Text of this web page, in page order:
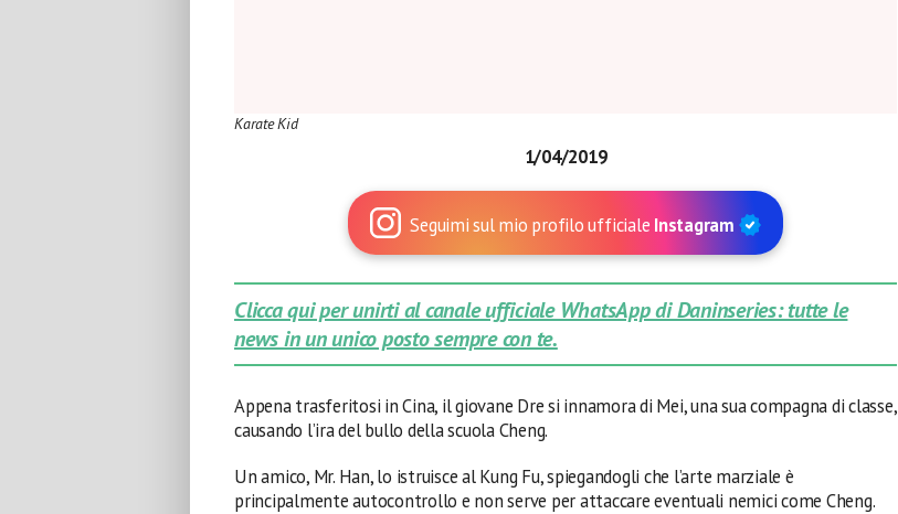
Karate Kid
1/04/2019
Seguimi sul mio profilo ufficiale Instagram
Clicca qui per unirti al canale ufficiale WhatsApp di Daninseries: tutte le
news in un unico posto sempre con te.
Appena trasferitosi in Cina, il giovane Dre si innamora di Mei, una sua compagna di classe,
causando l’ira del bullo della scuola Cheng.
Un amico, Mr. Han, lo istruisce al Kung Fu, spiegandogli che l’arte marziale è
principalmente autocontrollo e non serve per attaccare eventuali nemici come Cheng.